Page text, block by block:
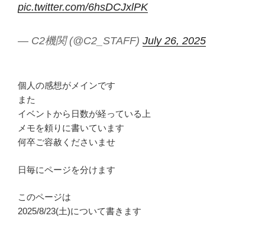
pic.twitter.com/6hsDCJxlPK
— C2機関 (@C2_STAFF) July 26, 2025
個人の感想がメインです
また
イベントから日数が経っている上
メモを頼りに書いています
何卒ご容赦くださいませ
日毎にページを分けます
このページは
2025/8/23(土)について書きます